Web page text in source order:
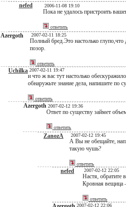
nefed 2006-11-08 19:10
Пока не удалось пристроить
ответить
Azergoth 2007-02-11 18:25
Полный бред.Это настолько
позор.
ответить
Uchilka 2007-02-11 19:47
и что ж вас тут настолько
обнаружьте знание дела, напишите по
ответить
Azergoth 2007-02-12 19:36
Ответ по существу займет
ответить
ZanozA 2007-02-12 19:45
А Вы не обещайте,
такую чушь?
ответить
nefed 2007-02-12 22:05
Настя, обратите
Кровная вещица
ответить
2007-02-12 22:06